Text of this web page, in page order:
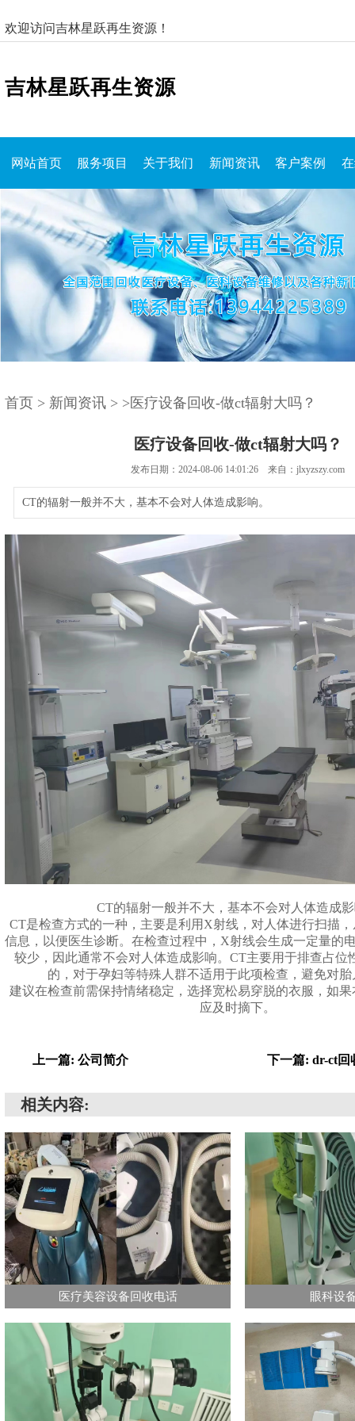
欢迎访问吉林星跃再生资源！
吉林星跃再生资源
网站首页 服务项目 关于我们 新闻资讯 客户案例
首页 > 新闻资讯 > >医疗设备回收-做ct辐射大吗？
医疗设备回收-做ct辐射大吗？
发布日期：2024-08-06 14:01:26 来自：jlxyzszy.com
CT的辐射一般并不大，基本不会对人体造成影响。
CT的辐射一般并不大，基本不会对人体造成
CT是检查方式的一种，主要是利用X射线，对人体进行扫描
信息，以便医生诊断。在检查过程中，X射线会生成一定量的
较少，因此通常不会对人体造成影响。CT主要用于排查占位
的，对于孕妇等特殊人群不适用于此项检查，避免对
建议在检查前需保持情绪稳定，选择宽松易穿脱的衣服，如
应及时摘下。
上一篇: 公司简介 下一篇: dr-ct回
相关内容:
医疗美容设备回收电话 眼科设